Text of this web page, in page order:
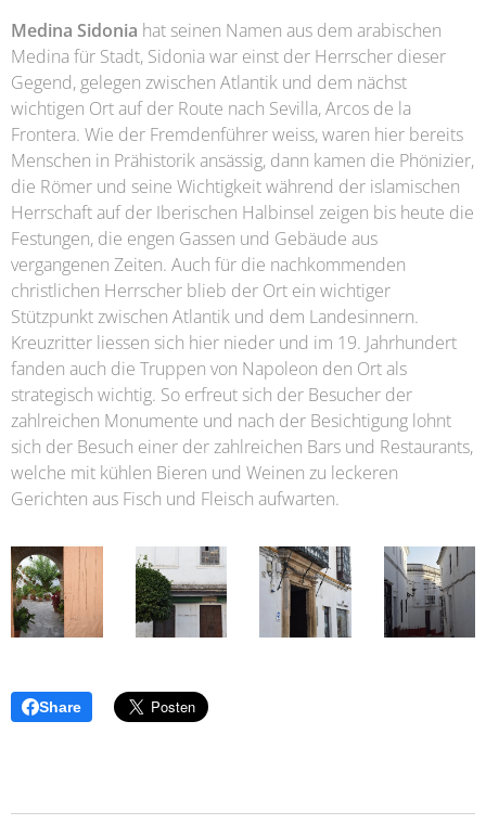
Medina Sidonia hat seinen Namen aus dem arabischen
Medina für Stadt, Sidonia war einst der Herrscher dieser
Gegend, gelegen zwischen Atlantik und dem nächst
wichtigen Ort auf der Route nach Sevilla, Arcos de la
Frontera. Wie der Fremdenführer weiss, waren hier bereits
Menschen in Prähistorik ansässig, dann kamen die Phönizier,
die Römer und seine Wichtigkeit während der islamischen
Herrschaft auf der Iberischen Halbinsel zeigen bis heute die
Festungen, die engen Gassen und Gebäude aus
vergangenen Zeiten. Auch für die nachkommenden
christlichen Herrscher blieb der Ort ein wichtiger
Stützpunkt zwischen Atlantik und dem Landesinnern.
Kreuzritter liessen sich hier nieder und im 19. Jahrhundert
fanden auch die Truppen von Napoleon den Ort als
strategisch wichtig. So erfreut sich der Besucher der
zahlreichen Monumente und nach der Besichtigung lohnt
sich der Besuch einer der zahlreichen Bars und Restaurants,
welche mit kühlen Bieren und Weinen zu leckeren
Gerichten aus Fisch und Fleisch aufwarten.
Share